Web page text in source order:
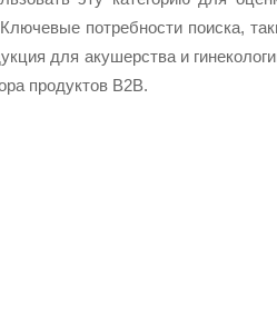
потребности поиска,
для акушерства и
продуктов B2B.